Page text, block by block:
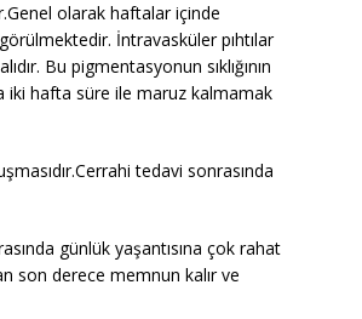
olarak haftalar içinde
İntravasküler pıhtılar
Bu pigmentasyonun sıklığının
iki hafta süre ile maruz kalmamak
tedavi sonrasında
günlük yaşantısına çok rahat
son derece memnun kalır ve